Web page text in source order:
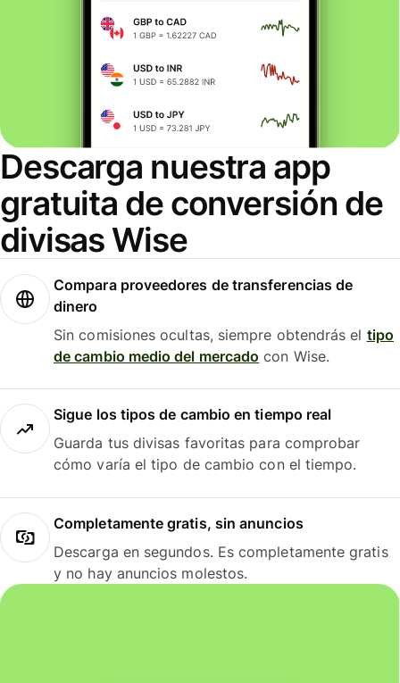
Descarga nuestra app
gratuita de conversión de
divisas Wise
Compara proveedores de transferencias de
dinero
Sin comisiones ocultas, siempre obtendrás el tipo
de cambio medio del mercado con Wise.
Sigue los tipos de cambio en tiempo real
Guarda tus divisas favoritas para comprobar
cómo varía el tipo de cambio con el tiempo.
Completamente gratis, sin anuncios
Descarga en segundos. Es completamente gratis
y no hay anuncios molestos.